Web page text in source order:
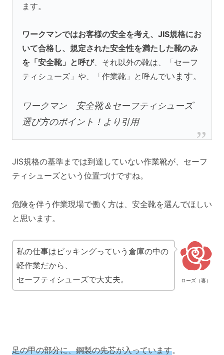
ます。
ワークマンではお客様の安全を考え、JIS規格にお
いて合格し、規定された安全性を満たした靴のみ
を「安全靴」と呼び、それ以外の靴は、「セーフ
ティシューズ」や、「作業靴」と呼んでいます。
ワークマン 安全靴＆セーフティシューズ
選び方のポイント！より引用
JIS規格の基準までは到達していない作業靴が、セーフ
ティシューズという位置づけですね。
危険を伴う作業現場で働く方は、安全靴を選んでほしい
と思います。
ローズ（妻）
私の仕事はピッキングっていう倉庫の中の
軽作業だから、
セーフティシューズで大丈夫。
足の甲の部分に、鋼製の先芯が入っています。